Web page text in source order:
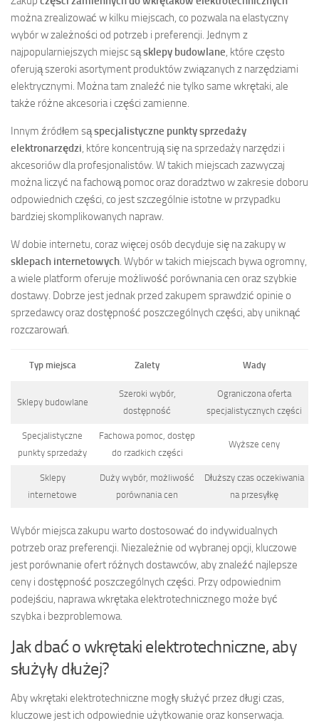
można zrealizować w kilku miejscach, co pozwala na elastyczny
wybór w zależności od potrzeb i preferencji. Jednym z
najpopularniejszych miejsc sąsklepy budowlane, które często
oferują szeroki asortyment produktów związanych z narzędziami
elektrycznymi. Można tam znaleźć nie tylko same wkrętaki, ale
także różne akcesoria i części zamienne.
Innym źródłem sąspecjalistyczne punkty sprzedaży
elektronarzędzi, które koncentrują się na sprzedaży narzędzi i
akcesoriów dla profesjonalistów. W takich miejscach zazwyczaj
można liczyć na fachową pomoc oraz doradztwo w zakresie doboru
odpowiednich części, co jest szczególnie istotne w przypadku
bardziej skomplikowanych napraw.
W dobie internetu, coraz więcej osób decyduje się na zakupy w
sklepach internetowych. Wybór w takich miejscach bywa ogromny,
a wiele platform oferuje możliwość porównania cen oraz szybkie
dostawy. Dobrze jest jednak przed zakupem sprawdzić opinie o
sprzedawcy oraz dostępność poszczególnych części, aby uniknąć
rozczarowań.
Typ miejsca Zalety Wady
Sklepy budowlane
Szeroki wybór,
dostępność
Ograniczona oferta
specjalistycznych części
Specjalistyczne
punkty sprzedaży
Fachowa pomoc, dostęp
do rzadkich części
Wyższe ceny
Sklepy
internetowe
Duży wybór, możliwość
porównania cen
Dłuższy czas oczekiwania
na przesyłkę
Wybór miejsca zakupu warto dostosować do indywidualnych
potrzeb oraz preferencji. Niezależnie od wybranej opcji, kluczowe
jest porównanie ofert różnych dostawców, aby znaleźć najlepsze
ceny i dostępność poszczególnych części. Przy odpowiednim
podejściu, naprawa wkrętaka elektrotechnicznego może być
szybka i bezproblemowa.
Jak dbać o wkrętaki elektrotechniczne, aby
służyły dłużej?
Aby wkrętaki elektrotechniczne mogły służyć przez długi czas,
kluczowe jest ich odpowiednie użytkowanie oraz konserwacja.